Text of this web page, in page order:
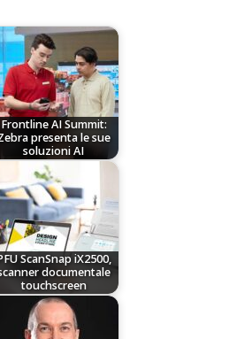
Frontline AI Summit:
presenta le sue
soluzioni AI
ScanSnap iX2500,
documentale
touchscreen